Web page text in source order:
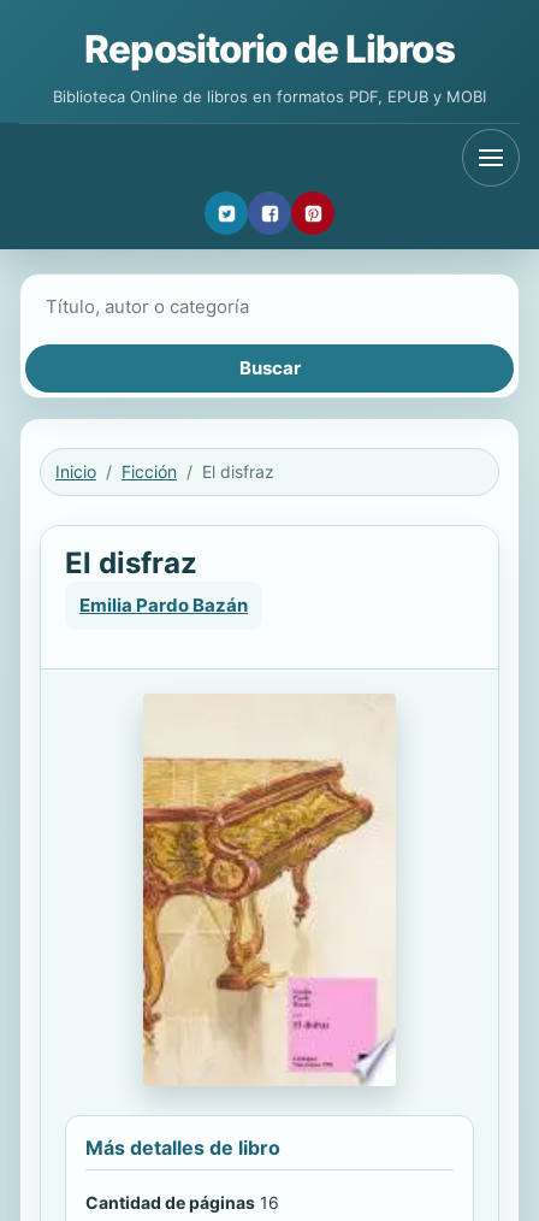
Repositorio de Libros
Biblioteca Online de libros en formatos PDF, EPUB y MOBI
Inicio Ficción El disfraz
El disfraz
Emilia Pardo Bazán
Más detalles de libro
Cantidad de páginas 16